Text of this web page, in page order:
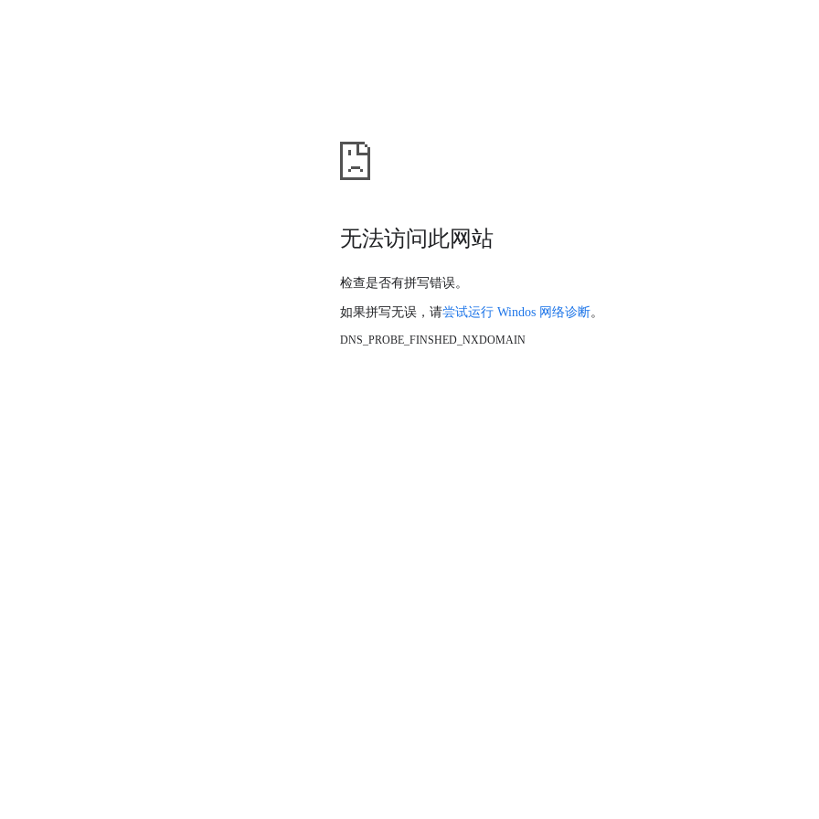
无法访问此网站
检查是否有拼写错误。
如果拼写无误，请尝试运行 Windos 网络诊断。
DNS_PROBE_FINSHED_NXDOMAIN